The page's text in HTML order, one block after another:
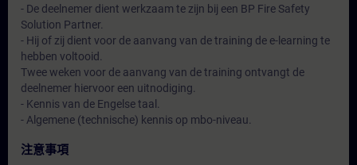
- De deelnemer dient werkzaam te zijn bij een BP Fire Safety
Solution Partner.
- Hij of zij dient voor de aanvang van de training de e-learning te
hebben voltooid.
Twee weken voor de aanvang van de training ontvangt de
deelnemer hiervoor een uitnodiging.
- Kennis van de Engelse taal.
- Algemene (technische) kennis op mbo-niveau.
注意事項